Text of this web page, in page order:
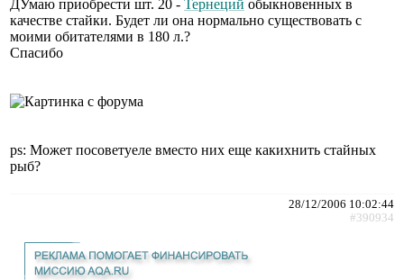
ДУмаю приобрести шт. 20 - Тернеций обыкновенных в
качестве стайки. Будет ли она нормально существовать с
моими обитателями в 180 л.?
Спасибо
ps: Может посоветуеле вместо них еще какихнить стайных
рыб?
28/12/2006 10:02:44
#390934